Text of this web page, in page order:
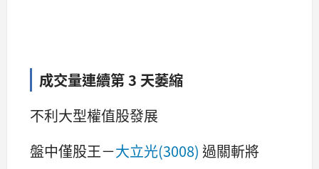
成交量連續第 3 天萎縮
不利大型權值股發展
盤中僅股王－大立光(3008) 過關斬將